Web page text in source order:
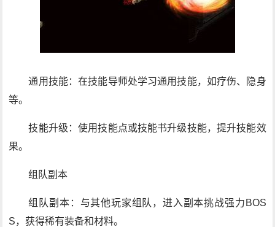
通用技能：在技能导师处学习通用技能，如疗伤、隐身
等。
技能升级：使用技能点或技能书升级技能，提升技能效
果。
组队副本
组队副本：与其他玩家组队，进入副本挑战强力BOS
S，获得稀有装备和材料。